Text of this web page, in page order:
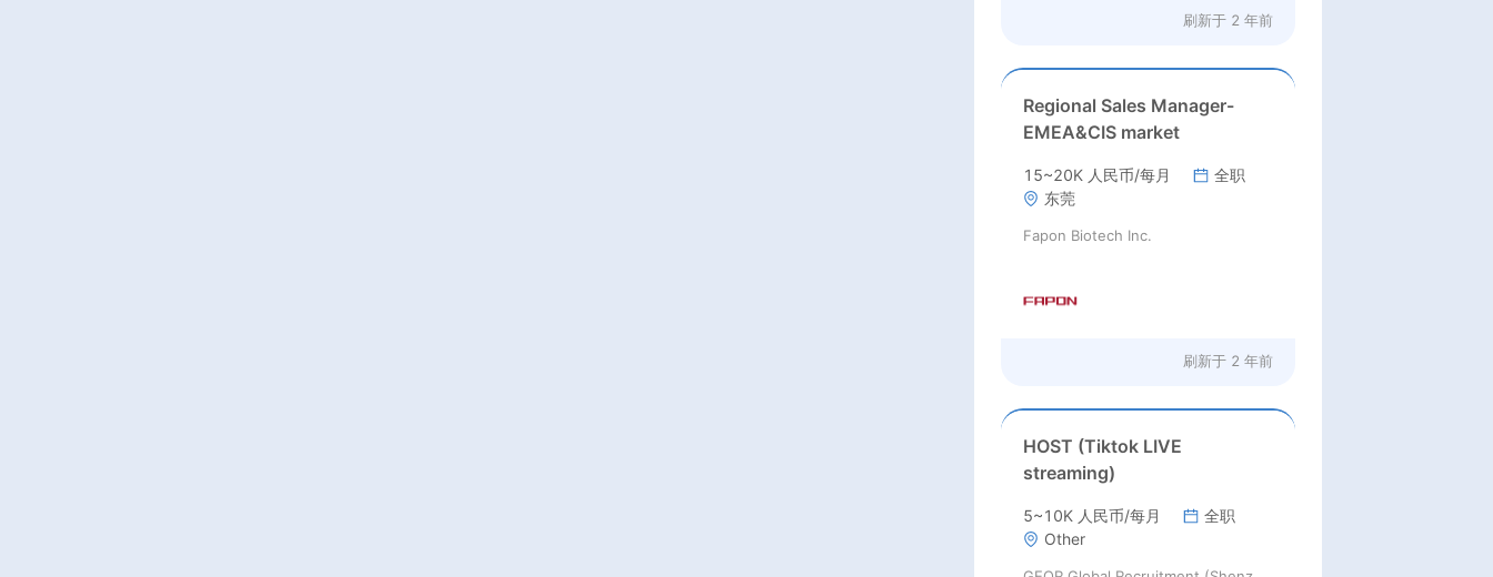
刷新于 2 年前
Regional Sales Manager-
EMEA&CIS market
15~20K 人民币/每月
全职
东莞
Fapon Biotech Inc.
刷新于 2 年前
HOST (Tiktok LIVE
streaming)
5~10K 人民币/每月
全职
Other